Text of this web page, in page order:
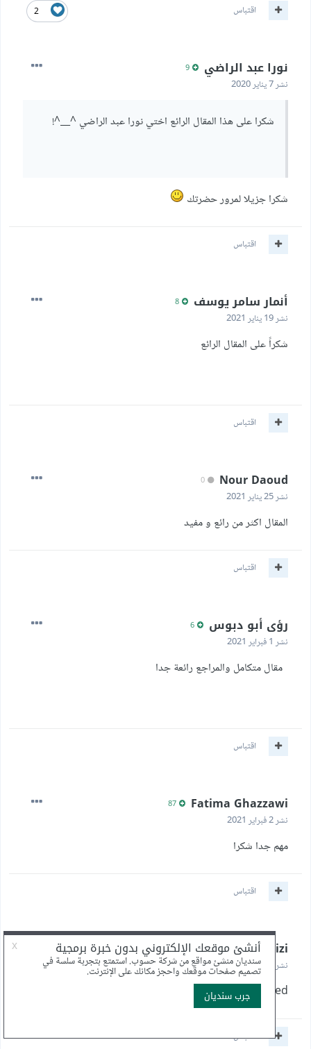
2 اقتباس
نورا عبد الراضي
نشر7 يناير 2020
شكرا على هذا المقال الرائع اختي نورا عبد الراضي ^__^!
شكرا جزيلا لمرور حضرتك
اقتباس
أنمار سامر يوسف
نشر19 يناير 2021
شكراً على المقال الرائع
اقتباس
Nour Daoud
نشر25 يناير 2021
المقال اكثر من رائع و مفيد
اقتباس
رؤى أبو دبوس
نشر 1 فبراير 2021
مقال متكامل والمراجع رائعة جدا
اقتباس
Fatima Ghazzawi
نشر2 فبراير 2021
مهم جدا شكرا
اقتباس
Dany Ghraizi
0
نشر
Good read indeed.
اقتباس